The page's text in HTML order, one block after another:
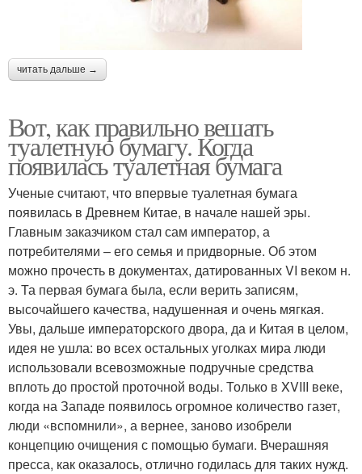
читать дальше →
Вот, как правильно вешать
туалетную бумагу. Когда
появилась туалетная бумага
Ученые считают, что впервые туалетная бумага
появилась в Древнем Китае, в начале нашей эры.
Главным заказчиком стал сам император, а
потребителями – его семья и придворные. Об этом
можно прочесть в документах, датированных VI веком н.
э. Та первая бумага была, если верить записям,
высочайшего качества, надушенная и очень мягкая.
Увы, дальше императорского двора, да и Китая в целом,
идея не ушла: во всех остальных уголках мира люди
использовали всевозможные подручные средства
вплоть до простой проточной воды. Только в XVIII веке,
когда на Западе появилось огромное количество газет,
люди «вспомнили», а вернее, заново изобрели
концепцию очищения с помощью бумаги. Вчерашняя
пресса, как оказалось, отлично годилась для таких нужд.